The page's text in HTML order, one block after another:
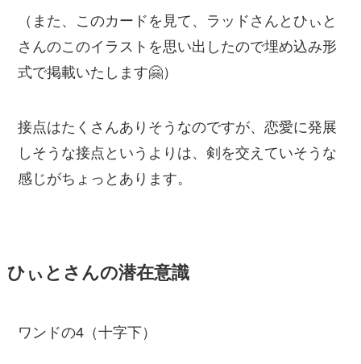
（また、このカードを見て、ラッドさんとひぃと
さんのこのイラストを思い出したので埋め込み形
式で掲載いたします🤗）
接点はたくさんありそうなのですが、恋愛に発展
しそうな接点というよりは、剣を交えていそうな
感じがちょっとあります。
ひぃとさんの潜在意識
ワンドの4（十字下）